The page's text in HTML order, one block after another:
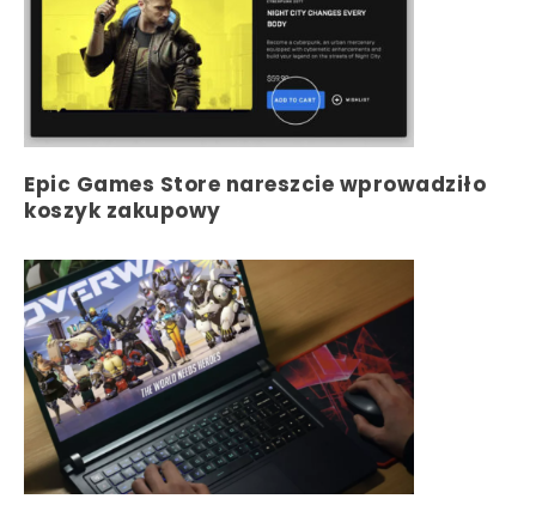
Epic Games Store nareszcie wprowadziło
koszyk zakupowy